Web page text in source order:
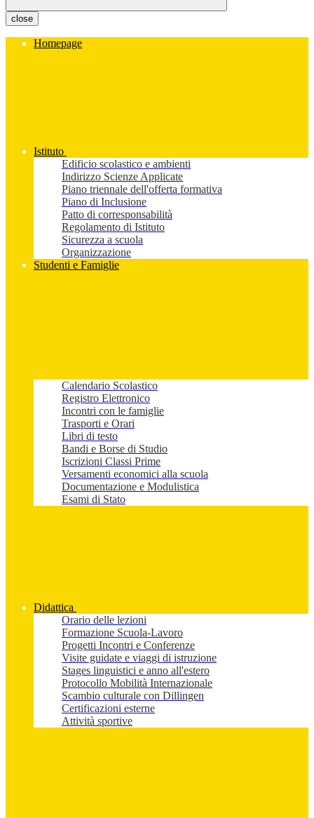
close
Homepage
Istituto
Edificio scolastico e ambienti
Indirizzo Scienze Applicate
Piano triennale dell'offerta formativa
Piano di Inclusione
Patto di corresponsabilità
Regolamento di Istituto
Sicurezza a scuola
Organizzazione
Studenti e Famiglie
Calendario Scolastico
Registro Elettronico
Incontri con le famiglie
Trasporti e Orari
Libri di testo
Bandi e Borse di Studio
Iscrizioni Classi Prime
Versamenti economici alla scuola
Documentazione e Modulistica
Esami di Stato
Didattica
Orario delle lezioni
Formazione Scuola-Lavoro
Progetti Incontri e Conferenze
Visite guidate e viaggi di istruzione
Stages linguistici e anno all'estero
Protocollo Mobilità Internazionale
Scambio culturale con Dillingen
Certificazioni esterne
Attività sportive